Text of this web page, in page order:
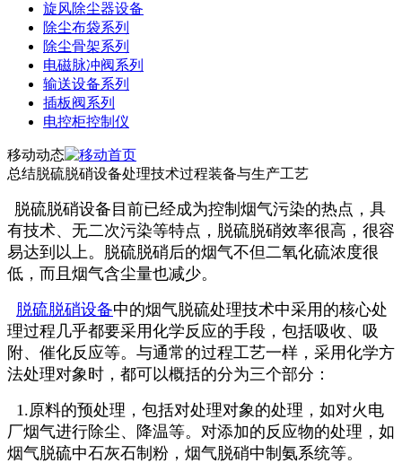
旋风除尘器设备
除尘布袋系列
除尘骨架系列
电磁脉冲阀系列
输送设备系列
插板阀系列
电控柜控制仪
移动动态
总结脱硫脱硝设备处理技术过程装备与生产工艺
脱硫脱硝设备目前已经成为控制烟气污染的热点，具
有技术、无二次污染等特点，脱硫脱硝效率很高，很容
易达到以上。脱硫脱硝后的烟气不但二氧化硫浓度很
低，而且烟气含尘量也减少。
脱硫脱硝设备中的烟气脱硫处理技术中采用的核心处
理过程几乎都要采用化学反应的手段，包括吸收、吸
附、催化反应等。与通常的过程工艺一样，采用化学方
法处理对象时，都可以概括的分为三个部分：
1.原料的预处理，包括对处理对象的处理，如对火电
厂烟气进行除尘、降温等。对添加的反应物的处理，如
烟气脱硫中石灰石制粉，烟气脱硝中制氨系统等。